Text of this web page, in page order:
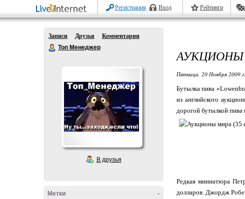
Регистрация Вход Рейтинги
Записи Друзья
Комментарии
Топ Менеджер
В друзья
-
Метки
АУКЦИОНЫ
Пятница, 20 Ноября 2009
Бутылка пива
из английского
дорогой бутылкой
Редкая миниатюра
долларов. Джордж